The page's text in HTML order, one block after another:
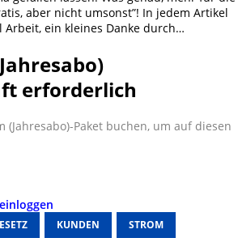
aber nicht umsonst”! In jedem Artikel
Arbeit, ein kleines Danke durch…
erforderlich
(Jahresabo)-Paket buchen, um auf diesen
KUNDEN STROM